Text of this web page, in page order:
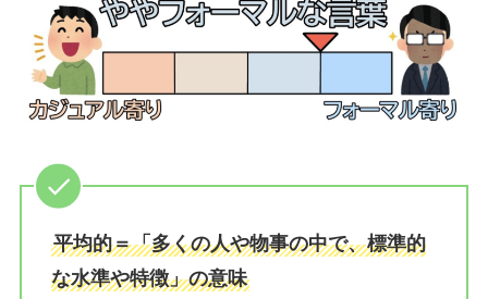
平均的＝「多くの人や物事の中で、標準的
な水準や特徴」の意味